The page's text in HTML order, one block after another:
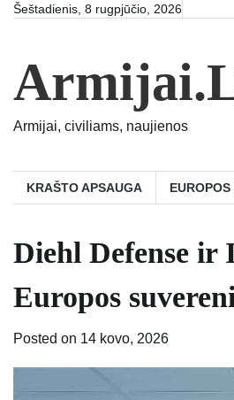
SkipŠeštadienis, 8 rugpjūčio, 2026
Armijai, civiliams, naujienos
KRAŠTO APSAUGA
Diehl Defense
Europos
Posted on 14 kovo, 2026